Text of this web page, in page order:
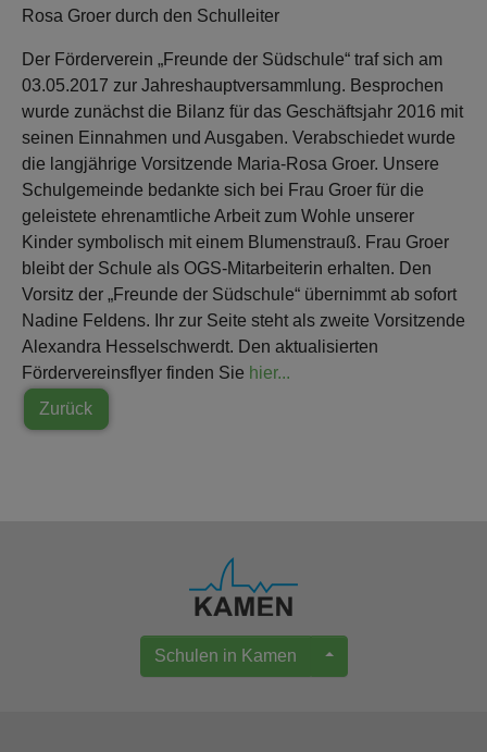
Rosa Groer durch den Schulleiter
Der Förderverein „Freunde der Südschule“ traf sich am
03.05.2017 zur Jahreshauptversammlung. Besprochen
wurde zunächst die Bilanz für das Geschäftsjahr 2016 mit
seinen Einnahmen und Ausgaben. Verabschiedet wurde
die langjährige Vorsitzende Maria-Rosa Groer. Unsere
Schulgemeinde bedankte sich bei Frau Groer für die
geleistete ehrenamtliche Arbeit zum Wohle unserer
Kinder symbolisch mit einem Blumenstrauß. Frau Groer
bleibt der Schule als OGS-Mitarbeiterin erhalten. Den
Vorsitz der „Freunde der Südschule“ übernimmt ab sofort
Nadine Feldens. Ihr zur Seite steht als zweite Vorsitzende
Alexandra Hesselschwerdt. Den aktualisierten
Fördervereinsflyer finden Sie hier...
Zurück
Schulen in Kamen